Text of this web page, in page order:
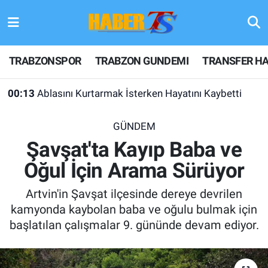
TRABZONSPOR TRABZON GUNDEMI TRANSFER
00:13 Ablasını Kurtarmak İsterken Hayatını Kaybetti
GÜNDEM
Şavşat'ta Kayıp Baba ve
Oğul İçin Arama Sürüyor
Artvin'in Şavşat ilçesinde dereye devrilen
kamyonda kaybolan baba ve oğulu bulmak için
başlatılan çalışmalar 9. gününde devam ediyor.
TRABZONSPOR
TRABZON GUNDEMI
KULİS MEYDANI
1461 TRABZON
FUTBOL
ALT LIGLER
Hava Durumu
Trafik Durumu
Son Dakika Haberleri
Haber Arşivi